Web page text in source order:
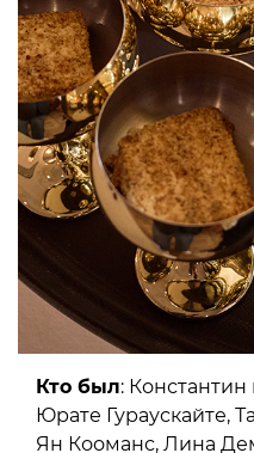
Кто был:
Юрате Гураускайте,
Ян Кооманс, Лина